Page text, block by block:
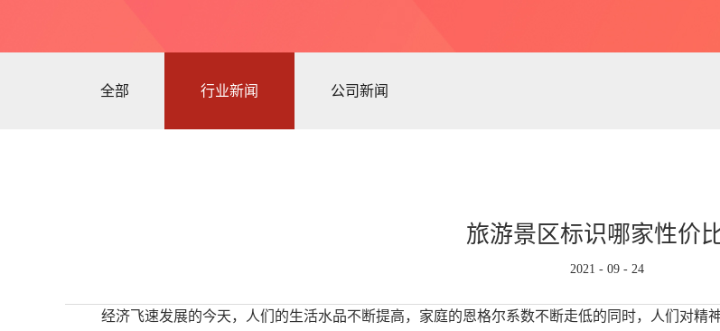
全部 行业新闻 公司新闻
旅游景区标识哪家性价
2021 - 09 - 24
经济飞速发展的今天，人们的生活水品不断提高，家庭的恩格尔系数不断走低的同时，人们对精